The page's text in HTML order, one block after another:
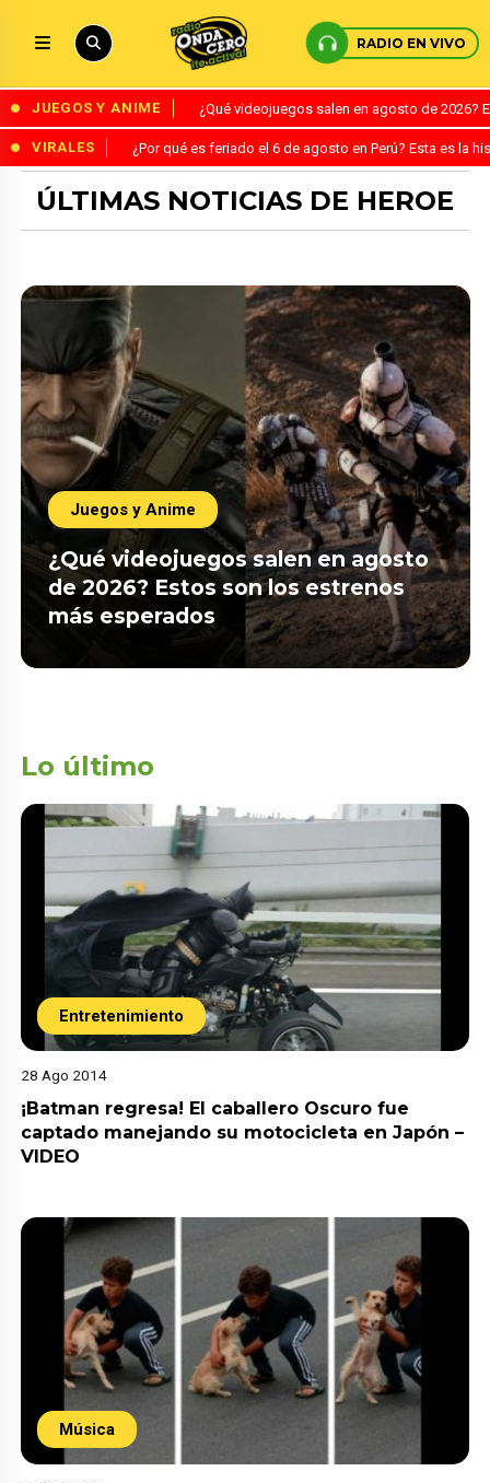
RADIO EN VIVO
JUEGOS Y ANIME ¿Qué videojuegos salen en agosto de
VIRALES ¿Por qué es feriado el 6 de agosto en Perú? Esta es la
ÚLTIMAS NOTICIAS DE HEROE
Juegos y Anime
¿Qué videojuegos salen en agosto
de 2026? Estos son los estrenos
más esperados
Lo último
Entretenimiento
28 Ago 2014
¡Batman regresa! El caballero Oscuro fue
captado manejando su motocicleta en Japón –
VIDEO
Música